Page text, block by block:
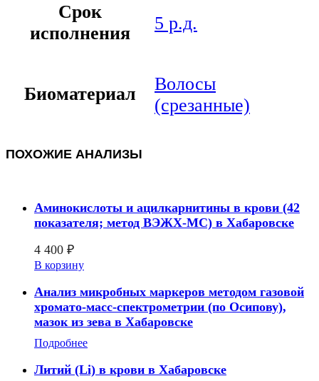
Срок
исполнения
5 р.д.
Биоматериал
Волосы
(срезанные)
ПОХОЖИЕ АНАЛИЗЫ
Аминокислоты и ацилкарнитины в крови (42
показателя; метод ВЭЖХ-МС) в Хабаровске
4 400 ₽
В корзину
Анализ микробных маркеров методом газовой
хромато-масс-спектрометрии (по Осипову),
мазок из зева в Хабаровске
Подробнее
Литий (Li) в крови в Хабаровске